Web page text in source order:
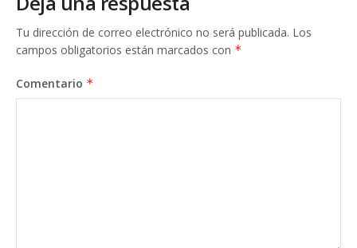
Tu dirección de correo electrónico no será publicada. Los
campos obligatorios están marcados con *
Comentario *